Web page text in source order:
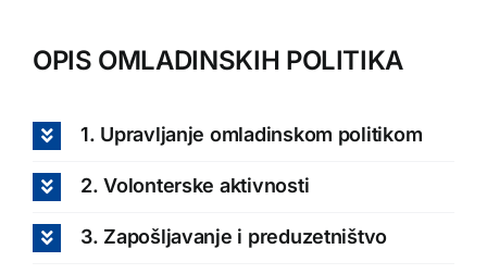
OPIS OMLADINSKIH POLITIKA
1. Upravljanje omladinskom politikom
2. Volonterske aktivnosti
3. Zapošljavanje i preduzetništvo